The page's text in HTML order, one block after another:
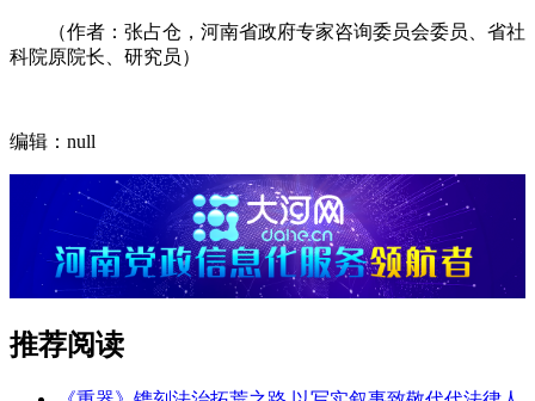
（作者：张占仓，河南省政府专家咨询委员会委员、省社
科院原院长、研究员）
编辑：null
推荐阅读